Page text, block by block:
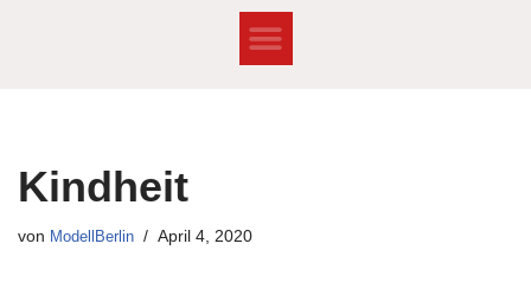
Kindheit
von ModellBerlin April 4, 2020